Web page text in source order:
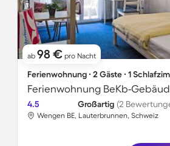
ab 98 € pro Nacht
Ferienwohnung ∙ 2 Gäste ∙ 1
4.5 Großartig (2
Wengen BE, Lauterbrunnen, Schweiz